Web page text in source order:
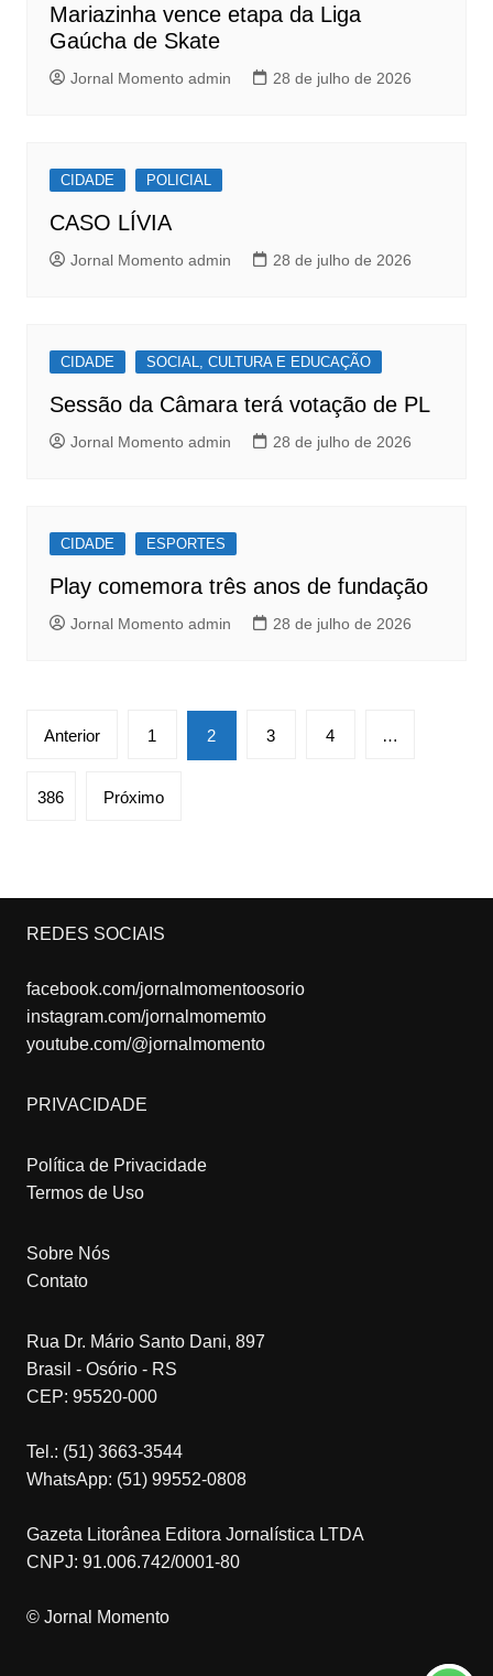
Mariazinha vence etapa da Liga
Gaúcha de Skate
Jornal Momento admin 28 de julho de 2026
CIDADE POLICIAL
CASO LÍVIA
Jornal Momento admin 28 de julho de 2026
CIDADE SOCIAL, CULTURA E EDUCAÇÃO
Sessão da Câmara terá votação de PL
Jornal Momento admin 28 de julho de 2026
CIDADE ESPORTES
Play comemora três anos de fundação
Jornal Momento admin 28 de julho de 2026
Paginação
posts
Anterior 1 2 3 4 …
386 Próximo
REDES SOCIAIS
facebook.com/jornalmomentoosorio
instagram.com/jornalmomemto
youtube.com/@jornalmomento
PRIVACIDADE
Política de Privacidade
Termos de Uso
Sobre Nós
Contato
Rua Dr. Mário Santo Dani, 897
Brasil - Osório - RS
CEP: 95520-000
Tel.: (51) 3663-3544
WhatsApp: (51) 99552-0808
Gazeta Litorânea Editora Jornalística LTDA
CNPJ: 91.006.742/0001-80
© Jornal Momento